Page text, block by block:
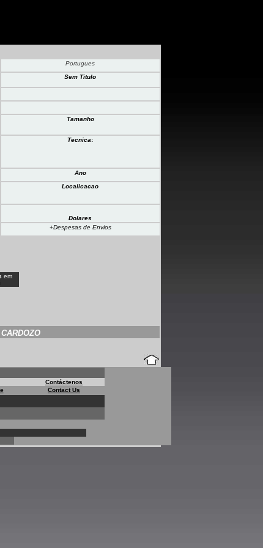
Portugues
Sem Titulo
Tamanho
Tecnica:
Ano
Localicacao
Dolares
+Despesas de Envios
em
Contáctenos
Contact Us